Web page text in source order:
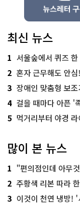
최신 뉴스
1 서울숲에서 퀴즈
2 혼자 근무해도 안
3 장애인 맞춤형 보조
4 걸을 때마다 아픈 '족
5 먹거리부터 야경
많이 본 뉴스
1 "편의점인데 아무것도
2 주황색 리본 따라 한강
3 이것이 천연 냉방!